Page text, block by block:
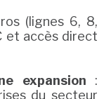
(lignes 6, 8,
et accès direct
expansion :
du secteur